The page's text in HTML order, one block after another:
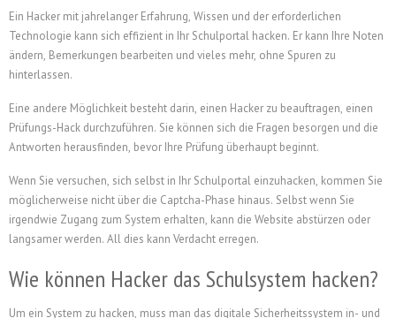
Ein Hacker mit jahrelanger Erfahrung, Wissen und der erforderlichen
Technologie kann sich effizient in Ihr Schulportal hacken. Er kann Ihre Noten
ändern, Bemerkungen bearbeiten und vieles mehr, ohne Spuren zu
hinterlassen.
Eine andere Möglichkeit besteht darin, einen Hacker zu beauftragen, einen
Prüfungs-Hack durchzuführen. Sie können sich die Fragen besorgen und die
Antworten herausfinden, bevor Ihre Prüfung überhaupt beginnt.
Wenn Sie versuchen, sich selbst in Ihr Schulportal einzuhacken, kommen Sie
möglicherweise nicht über die Captcha-Phase hinaus. Selbst wenn Sie
irgendwie Zugang zum System erhalten, kann die Website abstürzen oder
langsamer werden. All dies kann Verdacht erregen.
Wie können Hacker das Schulsystem hacken?
Um ein System zu hacken, muss man das digitale Sicherheitssystem in- und